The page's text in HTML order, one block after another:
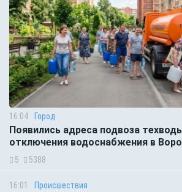
16:04 Город
Появились адреса подвоза
отключения водоснабжения в
5 5388
16:01 Происшествия